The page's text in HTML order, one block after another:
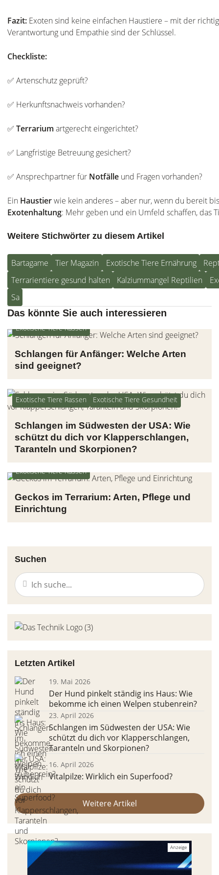
Fazit: Exoten sind keine einfachen Haustiere – mit der
Verantwortung und Empathie sind der Schlüssel.
Checkliste:
✅ Artenschutz geprüft?
✅ Herkunftsnachweis vorhanden?
✅ Terrarium artgerecht eingerichtet?
✅ Langfristige Betreuung gesichert?
✅ Ansprechpartner für Notfälle und Fragen vorhanden?
Ein Haustierwie kein anderes – aber nur, wenn du bereit
Exotenhaltung: Mehr geben und ein Umfeld schaffen, das
Weitere Stichwörter zu diesem Artikel
Bartagame Tier Magazin Exotische Tiere Ernährung
Terrarientiere gesund halten
Kalziummangel Reptilien
Sa
Das könnte Sie auch interessieren
Exotische Tiere Rassen
Schlangen für Anfänger: Welche Arten
sind geeignet?
Exotische Tiere Rassen Exotische Tiere Gesundheit
Schlangen im Südwesten der USA: Wie
schützt du dich vor Klapperschlangen,
Taranteln und Skorpionen?
Exotische Tiere Rassen
Geckos im Terrarium: Arten, Pflege und
Einrichtung
Suchen
Letzten Artikel
19. Mai 2026
Der Hund pinkelt ständig ins Haus: Wie
bekomme ich einen Welpen stubenrein?
23. April 2026
Schlangen im Südwesten der USA: Wie
schützt du dich vor Klapperschlangen,
Taranteln und Skorpionen?
16. April 2026
Vitalpilze: Wirklich ein Superfood?
Weitere Artikel